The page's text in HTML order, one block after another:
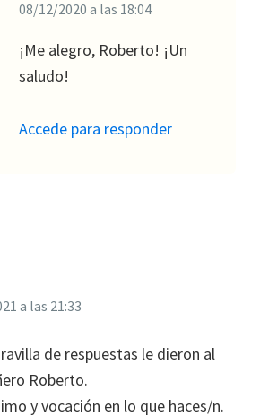
08/12/2020 a las 18:04
¡Me alegro, Roberto! ¡Un
saludo!
Accede para responder
a las 21:33
de respuestas le dieron al
Roberto.
y vocación en lo que haces/n.